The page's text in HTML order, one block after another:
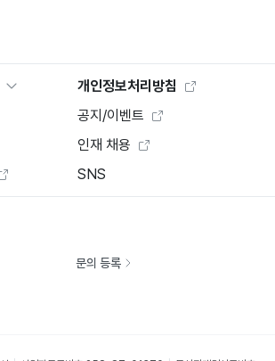
개인정보처리방침
공지/이벤트
인재 채용
SNS
문의 등록